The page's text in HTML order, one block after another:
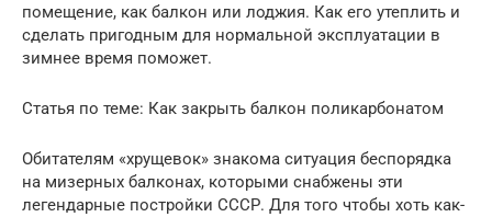
помещение, как балкон или лоджия. Как его утеплить и
сделать пригодным для нормальной эксплуатации в
зимнее время поможет.
Статья по теме: Как закрыть балкон поликарбонатом
Обитателям «хрущевок» знакома ситуация беспорядка
на мизерных балконах, которыми снабжены эти
легендарные постройки СССР. Для того чтобы хоть как-